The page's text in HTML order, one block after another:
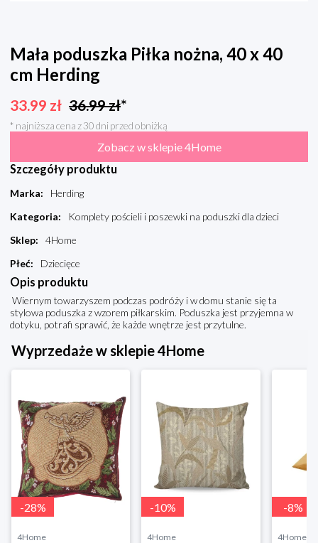
Mała poduszka Piłka nożna, 40 x 40
cm Herding
33.99 zł 36.99zł*
* najniższa cena z 30 dni przed obniżką
Zobacz w sklepie 4Home
Szczegóły produktu
Marka:
Herding
Kategoria:
Komplety pościeli i poszewki na poduszki dla dzieci
Sklep:
4Home
Płeć: Dziecięce
Opis produktu
Wiernym towarzyszem podczas podróży i w domu stanie się ta
stylowa poduszka z wzorem piłkarskim. Poduszka jest przyjemna w
dotyku, potrafi sprawić, że każde wnętrze jest przytulne.
Wyprzedaże w sklepie 4Home
-28%
4Home
-10%
4Home
-8%
4Home